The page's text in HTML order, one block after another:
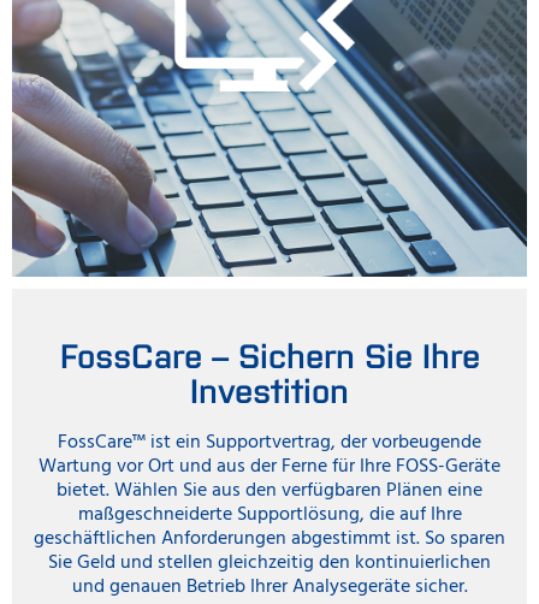
FossCare – Sichern Sie Ihre
Investition
FossCare™ ist ein Supportvertrag, der vorbeugende
Wartung vor Ort und aus der Ferne für Ihre FOSS-Geräte
bietet. Wählen Sie aus den verfügbaren Plänen eine
maßgeschneiderte Supportlösung, die auf Ihre
geschäftlichen Anforderungen abgestimmt ist. So sparen
Sie Geld und stellen gleichzeitig den kontinuierlichen
und genauen Betrieb Ihrer Analysegeräte sicher.